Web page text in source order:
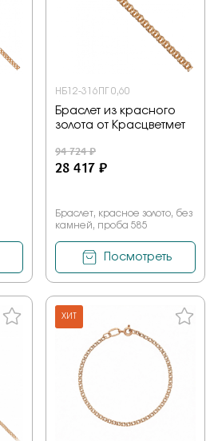
НБ12-316ПГ 0,60
Браслет из красного
золота от Красцветмет
94 724 ₽
28 417 ₽
Браслет, красное золото, без
камней, проба 585
Посмотреть
ХИТ